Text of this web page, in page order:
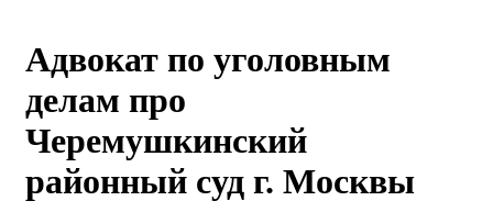
Адвокат по уголовным
делам про
Черемушкинский
районный суд г. Москвы